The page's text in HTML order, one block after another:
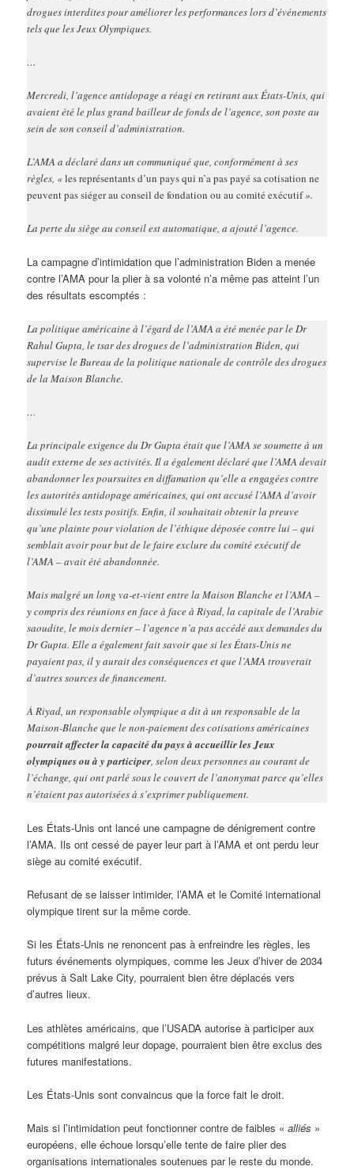
drogues interdites pour améliorer les performances lors d’événements
tels que les Jeux Olympiques.
…
Mercredi, l’agence antidopage a réagi en retirant aux États-Unis, qui
avaient été le plus grand bailleur de fonds de l’agence, son poste au
sein de son conseil d’administration.
L’AMA a déclaré dans un communiqué que, conformément à ses
règles, «les représentants d’un pays qui n’a pas payé sa cotisation ne
peuvent pas siéger au conseil de fondation ou au comité exécutif».
La perte du siège au conseil est automatique, a ajouté l’agence.
La campagne d’intimidation que l’administration Biden a menée
contre l’AMA pour la plier à sa volonté n’a même pas atteint l’un
des résultats escomptés :
La politique américaine à l’égard de l’AMA a été menée par le Dr
Rahul Gupta, le tsar des drogues de l’administration Biden, qui
supervise le Bureau de la politique nationale de contrôle des drogues
de la Maison Blanche.
…
La principale exigence du Dr Gupta était que l’AMA se soumette à un
audit externe de ses activités. Il a également déclaré que l’AMA devait
abandonner les poursuites en diffamation qu’elle a engagées contre
les autorités antidopage américaines, qui ont accusé l’AMA d’avoir
dissimulé les tests positifs. Enfin, il souhaitait obtenir la preuve
qu’une plainte pour violation de l’éthique déposée contre lui – qui
semblait avoir pour but de le faire exclure du comité exécutif de
l’AMA – avait été abandonnée.
Mais malgré un long va-et-vient entre la Maison Blanche et l’AMA –
y compris des réunions en face à face à Riyad, la capitale de l’Arabie
saoudite, le mois dernier – l’agence n’a pas accédé aux demandes du
Dr Gupta. Elle a également fait savoir que si les États-Unis ne
payaient pas, il y aurait des conséquences et que l’AMA trouverait
d’autres sources de financement.
À Riyad, un responsable olympique a dit à un responsable de la
Maison-Blanche que le non-paiement des cotisations américaines
pourrait affecter la capacité du pays à accueillir les Jeux
olympiques ou à y participer, selon deux personnes au courant de
l’échange, qui ont parlé sous le couvert de l’anonymat parce qu’elles
n’étaient pas autorisées à s’exprimer publiquement.
Les États-Unis ont lancé une campagne de dénigrement contre
l’AMA. Ils ont cessé de payer leur part à l’AMA et ont perdu leur
siège au comité exécutif.
Refusant de se laisser intimider, l’AMA et le Comité international
olympique tirent sur la même corde.
Si les États-Unis ne renoncent pas à enfreindre les règles, les
futurs événements olympiques, comme les Jeux d’hiver de 2034
prévus à Salt Lake City, pourraient bien être déplacés vers
d’autres lieux.
Les athlètes américains, que l’USADA autorise à participer aux
compétitions malgré leur dopage, pourraient bien être exclus des
futures manifestations.
Les États-Unis sont convaincus que la force fait le droit.
Mais si l’intimidation peut fonctionner contre de faibles «alliés »
européens, elle échoue lorsqu’elle tente de faire plier des
organisations internationales soutenues par le reste du monde.